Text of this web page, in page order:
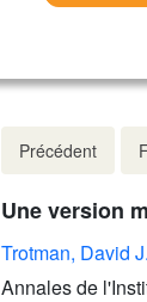
Précédent
Une version
Trotman, David
Annales de